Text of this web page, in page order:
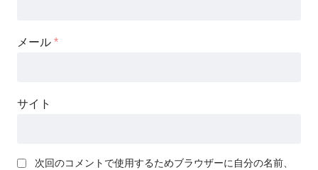
メール *
サイト
次回のコメントで使用するためブラウザーに自分の名前、